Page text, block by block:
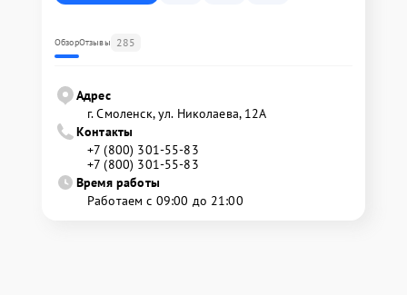
ОбзорОтзывы 285
Адрес
г. Смоленск, ул. Николаева, 12А
Контакты
+7 (800) 301-55-83
+7 (800) 301-55-83
Время работы
Работаем с 09:00 до 21:00